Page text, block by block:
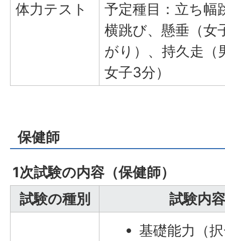
体力テスト
予定種目：立ち幅
横跳び、懸垂（女
がり）、持久走（
女子3分）
保健師
1次試験の内容（保健師）
試験の種別
試験内容
基礎能力（